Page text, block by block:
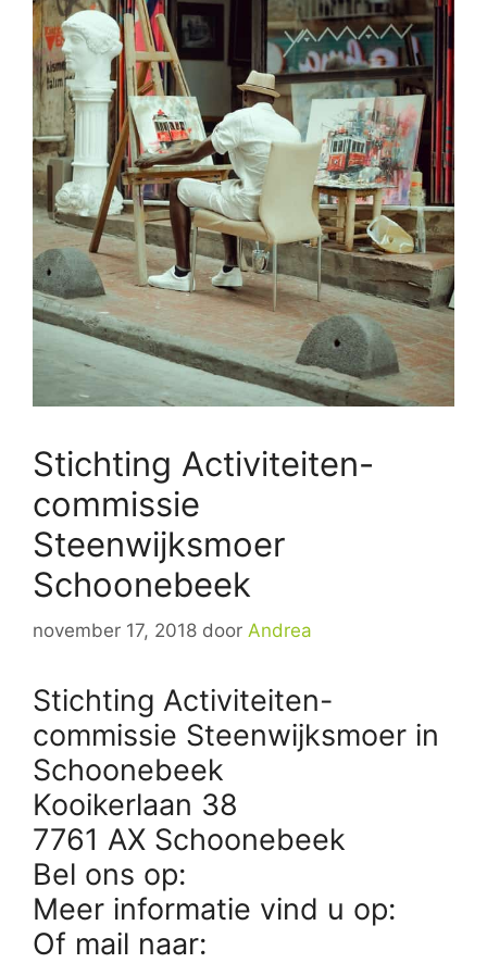
Stichting Activiteiten-
commissie
Steenwijksmoer
Schoonebeek
november 17, 2018 door Andrea
Stichting Activiteiten-
commissie Steenwijksmoer in
Schoonebeek
Kooikerlaan 38
7761 AX Schoonebeek
Bel ons op:
Meer informatie vind u op:
Of mail naar: